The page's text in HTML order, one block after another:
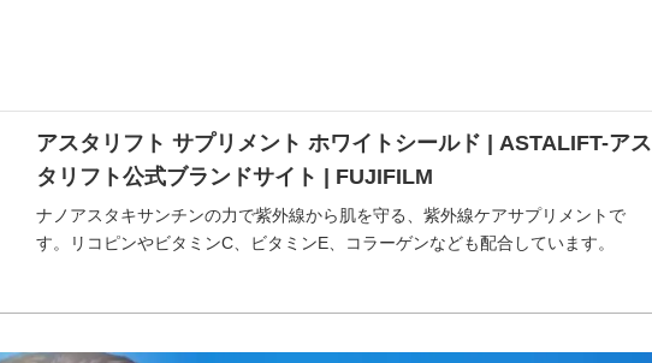
アスタリフト サプリメント ホワイトシールド | ASTALIFT-アス
タリフト公式ブランドサイト | FUJIFILM
ナノアスタキサンチンの力で紫外線から肌を守る、紫外線ケアサプリメントで
す。リコピンやビタミンC、ビタミンE、コラーゲンなども配合しています。